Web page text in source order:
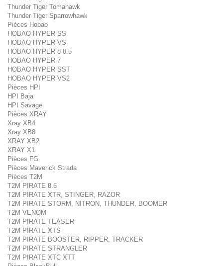
Thunder Tiger Tomahawk
Thunder Tiger Sparrowhawk
Pièces Hobao
HOBAO HYPER SS
HOBAO HYPER VS
HOBAO HYPER 8 8.5
HOBAO HYPER 7
HOBAO HYPER SST
HOBAO HYPER VS2
Pièces HPI
HPI Baja
HPI Savage
Pièces XRAY
Xray XB4
Xray XB8
XRAY XB2
XRAY X1
Pièces FG
Pièces Maverick Strada
Pièces T2M
T2M PIRATE 8.6
T2M PIRATE XTR, STINGER, RAZOR
T2M PIRATE STORM, NITRON, THUNDER, BOOMER
T2M VENOM
T2M PIRATE TEASER
T2M PIRATE XTS
T2M PIRATE BOOSTER, RIPPER, TRACKER
T2M PIRATE STRANGLER
T2M PIRATE XTC XTT